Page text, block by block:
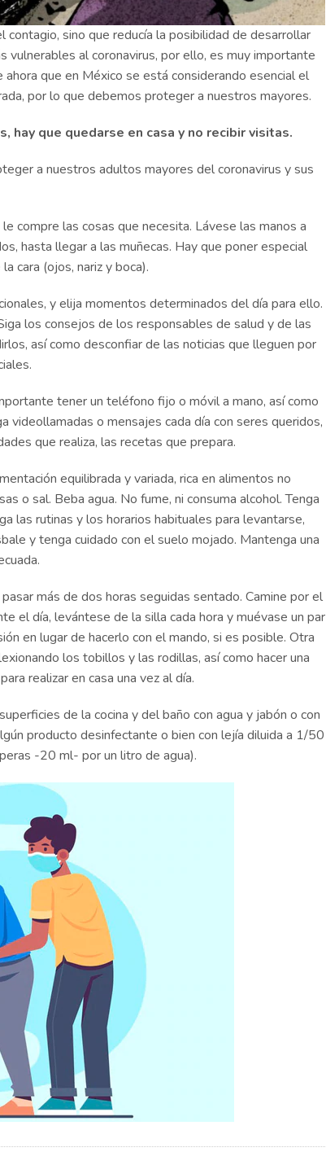
sino que reducía la posibilidad de desarrollar
vulnerables al coronavirus, por ello, es muy importante
que en México se está considerando esencial el
por lo que debemos proteger a nuestros mayores.
que quedarse en casa y no recibir visitas.
a nuestros adultos mayores del coronavirus y sus
compre las cosas que necesita. Lávese las manos a
hasta llegar a las muñecas. Hay que poner especial
cara (ojos, nariz y boca).
y elija momentos determinados del día para ello.
los consejos de los responsables de salud y de las
así como desconfiar de las noticias que lleguen por
tener un teléfono fijo o móvil a mano, así como
o mensajes cada día con seres queridos,
que realiza, las recetas que prepara.
equilibrada y variada, rica en alimentos no
o sal. Beba agua. No fume, ni consuma alcohol. Tenga
las rutinas y los horarios habituales para levantarse,
y tenga cuidado con el suelo mojado. Mantenga una
más de dos horas seguidas sentado. Camine por el
el día, levántese de la silla cada hora y muévase un par
en lugar de hacerlo con el mando, si es posible. Otra
los tobillos y las rodillas, así como hacer una
realizar en casa una vez al día.
de la cocina y del baño con agua y jabón o con
producto desinfectante o bien con lejía diluida a 1/50
-20 ml- por un litro de agua).